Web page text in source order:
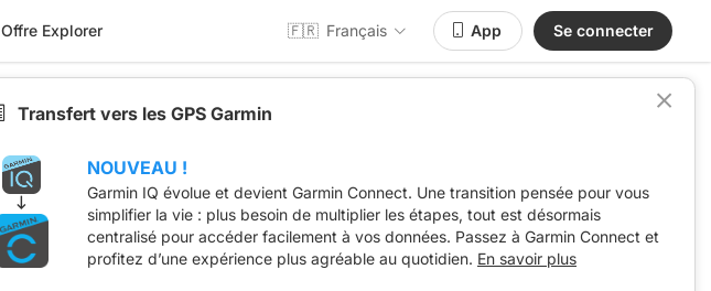
Offre Explorer 🇫🇷 Français App Se connecter
Transfert vers les GPS Garmin
NOUVEAU !
Garmin IQ évolue et devient Garmin Connect. Une transition pensée pour vous
simplifier la vie : plus besoin de multiplier les étapes, tout est désormais
centralisé pour accéder facilement à vos données. Passez à Garmin Connect et
profitez d’une expérience plus agréable au quotidien. En savoir plus